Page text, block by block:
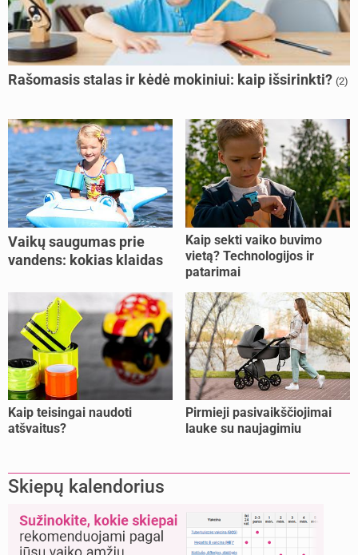
Rašomasis stalas ir kėdė mokiniui: kaip išsirinkti? (2)
Vaikų saugumas prie
vandens: kokias klaidas
Kaip sekti vaiko buvimo
vietą? Technologijos ir
patarimai
Kaip teisingai naudoti
atšvaitus?
Pirmieji pasivaikščiojimai
lauke su naujagimiu
Skiepų kalendorius